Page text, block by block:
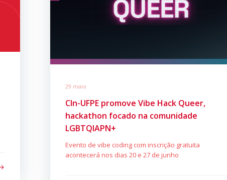
29 maio
CIn-UFPE promove Vibe Hack Queer,
hackathon focado na comunidade
LGBTQIAPN+
Evento de vibe coding com inscrição gratuita
acontecerá nos dias 20 e 27 de junho